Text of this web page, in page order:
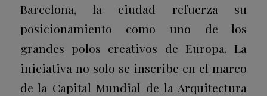
Barcelona, la ciudad refuerza su
posicionamiento como uno de los
grandes polos creativos de Europa. La
iniciativa no solo se inscribe en el marco
de la Capital Mundial de la Arquitectura